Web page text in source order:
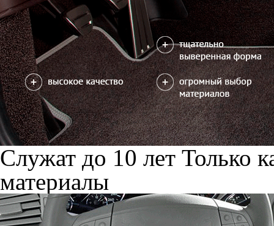
Служат до 10 лет Только
материалы